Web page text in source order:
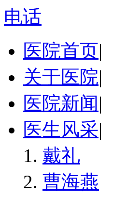
电话
医院首页|
关于医院|
医院新闻|
医生风采|
戴礼
曹海燕